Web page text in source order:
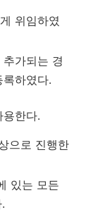
위임하였
가되는 경
하였다.
한다.
으로 진행한
있는 모든